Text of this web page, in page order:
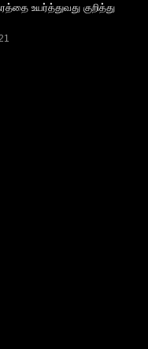
உயர்த்துவது குறித்து